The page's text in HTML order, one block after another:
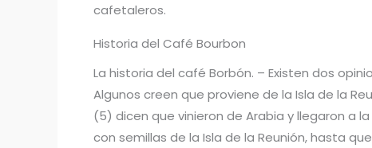
cafetaleros.
Historia del Café Bourbon
La historia del café Borbón. – Existen dos
Algunos creen que proviene de la Isla de la
(5) dicen que vinieron de Arabia y llegaron a
con semillas de la Isla de la Reunión, hasta